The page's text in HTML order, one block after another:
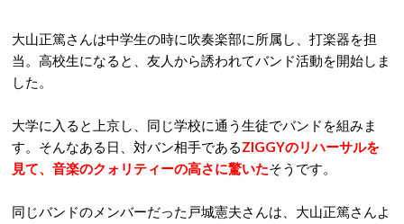
大山正篤さんは中学生の時に吹奏楽部に所属し、打楽器を担
当。高校生になると、友人から誘われてバンド活動を開始しま
した。
大学に入ると上京し、同じ学校に通う生徒でバンドを組みま
す。そんなある日、対バン相手であるZIGGYのリハーサルを
見て、音楽のクォリティーの高さに驚いたそうです。
同じバンドのメンバーだった戸城憲夫さんは、大山正篤さんよ